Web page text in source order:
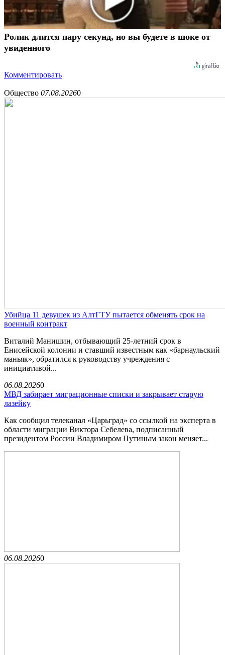
Ролик длится пару секунд, но вы будете в шоке от
увиденного
Комментировать
Общество 07.08.20260
Убийца 11 девушек из АлтГТУ пытается обменять срок на
военный контракт
Виталий Манишин, отбывающий 25-летний срок в
Енисейской колонии и ставший известным как «барнаульский
маньяк», обратился к руководству учреждения с
инициативой...
06.08.20260
МВД забирает миграционные списки и закрывает старую
лазейку
Как сообщил телеканал «Царьград» со ссылкой на эксперта в
области миграции Виктора Себелева, подписанный
президентом России Владимиром Путиным закон меняет...
06.08.20260